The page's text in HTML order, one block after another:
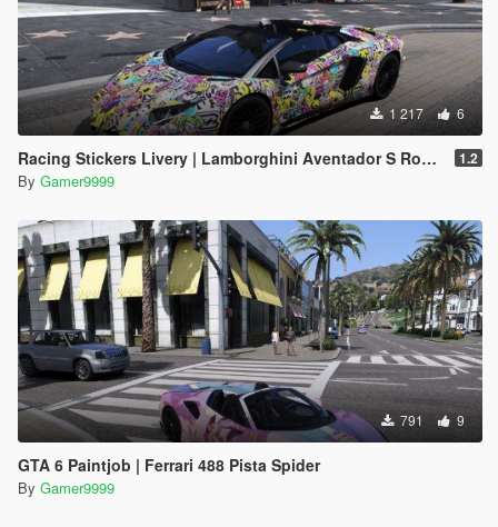
1 217 6
Racing Stickers Livery | Lamborghini Aventador S Roadster 1.2
By Gamer9999
791 9
GTA 6 Paintjob | Ferrari 488 Pista Spider
By Gamer9999